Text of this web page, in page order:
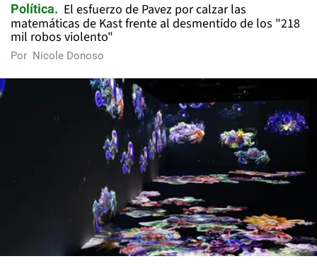
Política
El esfuerzo de Pavez por calzar las
matemáticas de Kast frente al desmentido de los "218
mil robos violento"
Por Nicole Donoso